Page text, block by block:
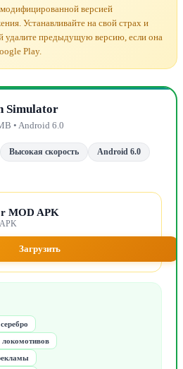
версией
Устанавливайте на свой страх и
удалите предыдущую версию, если она
Play.
Simulator
• Android 6.0
Высокая скорость
Android 6.0
MOD APK
Загрузить
локомотивов